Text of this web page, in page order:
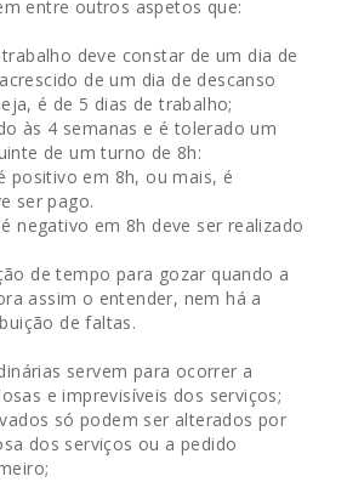
entre outros aspetos que:
deve constar de um dia de
de um dia de descanso
é de 5 dias de trabalho;
às 4 semanas e é tolerado um
de um turno de 8h:
positivo em 8h, ou mais, é
ser pago.
negativo em 8h deve ser realizado
de tempo para gozar quando a
assim o entender, nem há a
de faltas.
servem para ocorrer a
e imprevisíveis dos serviços;
só podem ser alterados por
dos serviços ou a pedido